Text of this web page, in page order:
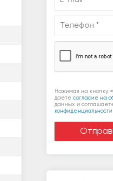
Нажимая на кнопку
даете согласие на
данных и
конфиденциальности